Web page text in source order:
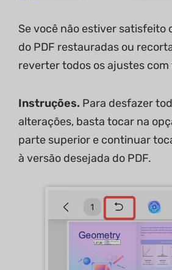
Se você não estiver satisfeito
do PDF restauradas ou
reverter todos os ajustes
Instruções. Para desfazer
alterações, basta tocar na
parte superior e continuar
à versão desejada do PDF.